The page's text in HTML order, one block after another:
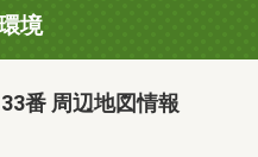
境
番 周辺地図情報